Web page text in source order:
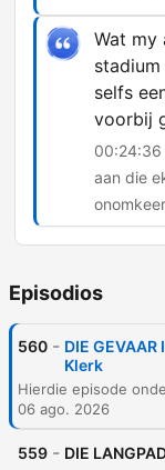
Wat my
selfs
voorbij
00:24:36
aan die
Episodios
560 - DIE GEVAAR
Klerk
06 ago. 2026
559 - DIE